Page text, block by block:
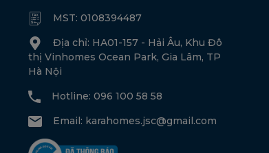
MST: 0108394487
Địa chỉ: HA01-157 - Hải Âu, Khu Đô
thị Vinhomes Ocean Park, Gia Lâm, TP
Hà Nội
Hotline: 096 100 58 58
Email: karahomes.jsc@gmail.com